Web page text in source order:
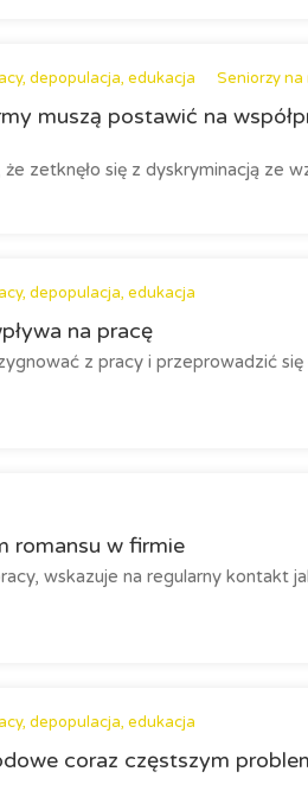
depopulacja, edukacja Seniorzy
muszą postawić na
zetknęło się z dyskryminacją ze
depopulacja, edukacja
na pracę
z pracy i przeprowadzić się
romansu w firmie
wskazuje na regularny kontakt
depopulacja, edukacja
coraz częstszym